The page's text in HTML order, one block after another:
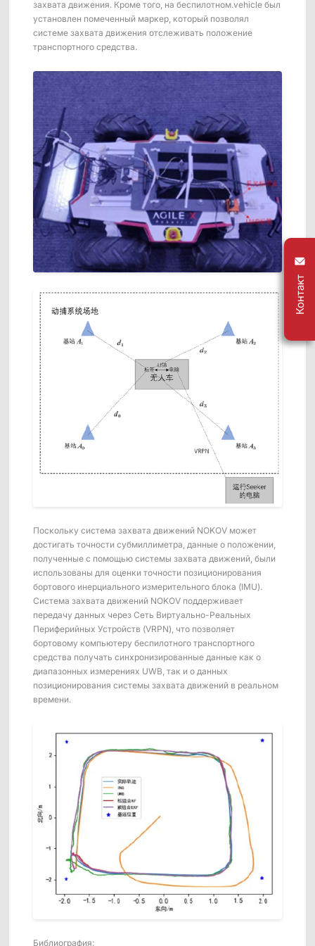
захвата движения. Кроме того, на беспилотном.vehicle был
установлен помеченный маркер, который позволял
системе захвата движения отслеживать положение
транспортного средства.
Поскольку система захвата движений NOKOV может
достигать точности субмиллиметра, данные о положении,
полученные с помощью системы захвата движений, были
использованы для оценки точности позиционирования
бортового инерциального измерительного блока (IMU).
Система захвата движений NOKOV поддерживает
передачу данных через Сеть Виртуально-Реальных
Периферийных Устройств (VRPN), что позволяет
бортовому компьютеру беспилотного транспортного
средства получать синхронизированные данные как о
диапазонных измерениях UWB, так и о данных
позиционирования системы захвата движений в реальном
времени.
Библиография:
Контакт